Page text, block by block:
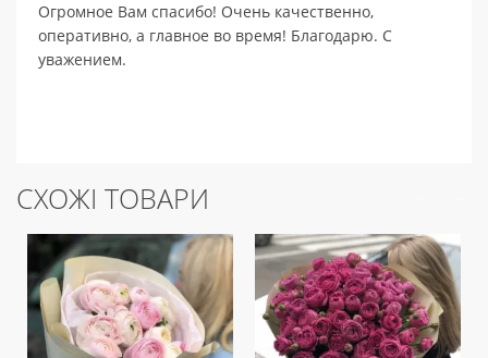
Огромное Вам спасибо! Очень качественно,
оперативно, а главное во время! Благодарю. С
уважением.
СХОЖІ ТОВАРИ